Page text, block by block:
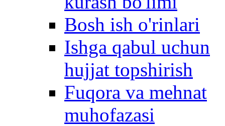
Bosh ish o'rinlari
Ishga qabul uchun
hujjat topshirish
Fuqora va mehnat
muhofazasi